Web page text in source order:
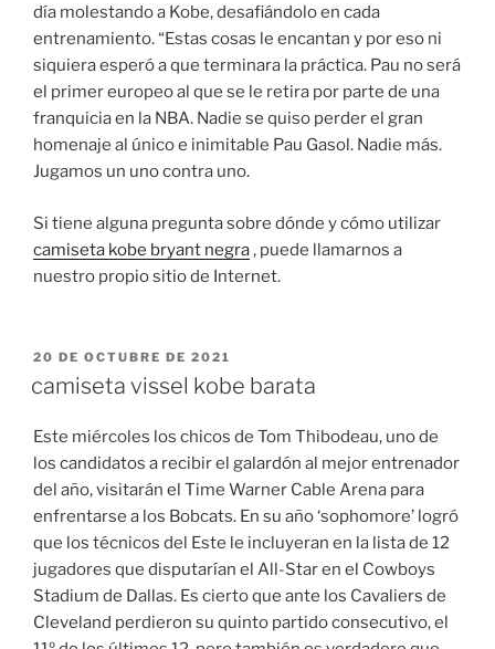
día molestando a Kobe, desafiándolo en cada
entrenamiento. “Estas cosas le encantan y por eso ni
siquiera esperó a que terminara la práctica. Pau no será
el primer europeo al que se le retira por parte de una
franquicia en la NBA. Nadie se quiso perder el gran
homenaje al único e inimitable Pau Gasol. Nadie más.
Jugamos un uno contra uno.
Si tiene alguna pregunta sobre dónde y cómo utilizar
camiseta kobe bryant negra, puede llamarnos a
nuestro propio sitio de Internet.
PUBLICADO
20 DE OCTUBRE DE 2021
camiseta vissel kobe barata
Este miércoles los chicos de Tom Thibodeau, uno de
los candidatos a recibir el galardón al mejor entrenador
del año, visitarán el Time Warner Cable Arena para
enfrentarse a los Bobcats. En su año ‘sophomore’ logró
que los técnicos del Este le incluyeran en la lista de 12
jugadores que disputarían el All-Star en el Cowboys
Stadium de Dallas. Es cierto que ante los Cavaliers de
Cleveland perdieron su quinto partido consecutivo, el